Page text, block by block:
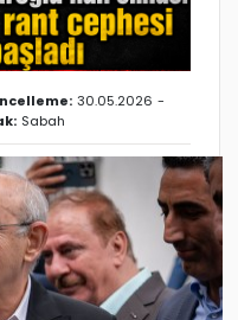
30.05.2026 -
Sabah